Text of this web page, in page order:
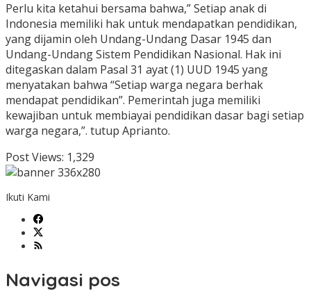
Perlu kita ketahui bersama bahwa,” Setiap anak di
Indonesia memiliki hak untuk mendapatkan pendidikan,
yang dijamin oleh Undang-Undang Dasar 1945 dan
Undang-Undang Sistem Pendidikan Nasional. Hak ini
ditegaskan dalam Pasal 31 ayat (1) UUD 1945 yang
menyatakan bahwa “Setiap warga negara berhak
mendapat pendidikan”. Pemerintah juga memiliki
kewajiban untuk membiayai pendidikan dasar bagi setiap
warga negara,”. tutup Aprianto.
Post Views: 1,329
Ikuti Kami
Navigasi pos